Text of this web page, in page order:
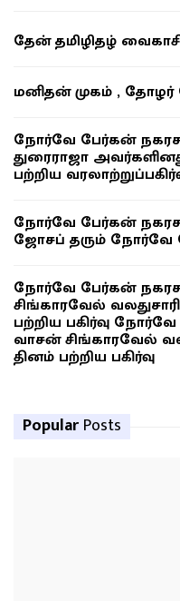
தேன் தமிழிதழ்
மனிதன் முகம் ,
நோர்வே பேர்கன்
துரைராஜா
பற்றிய
நோர்வே பேர்கன்
ஜோசப் தரும் நோர்வே
நோர்வே பேர்கன்
சிங்காரவேல்
பற்றிய பகிர்வு
வாசன் சிங்காரவேல்
தினம் பற்றிய பகிர்வு
Popular Posts